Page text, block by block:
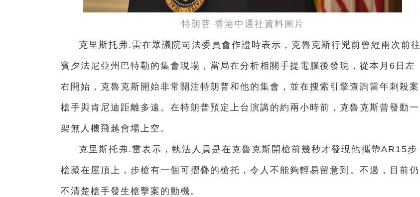
特朗普 香港中通社資料圖片
克里斯托弗.雷在眾議院司法委員會作證時表示，克魯克斯行兇前曾經兩次前往
賓夕法尼亞州巴特勒的集會現場，當局在分析相關手提電腦後發現，從本月6日左
右開始，克魯克斯開始非常關注特朗普和他的集會，並在搜索引擎查詢當年刺殺案
槍手與肯尼迪距離多遠。在特朗普預定上台演講的約兩小時前，克魯克斯曾發動一
架無人機飛越會場上空。
克里斯托弗.雷表示，執法人員是在克魯克斯開槍前幾秒才發現他攜帶AR15步
槍藏在屋頂上，步槍有一個可摺疊的槍托，令人不能夠輕易留意到。不過，目前仍
不清楚槍手發生槍擊案的動機。